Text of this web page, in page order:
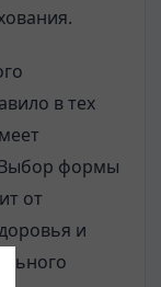
в тех
Выбор формы
от
и